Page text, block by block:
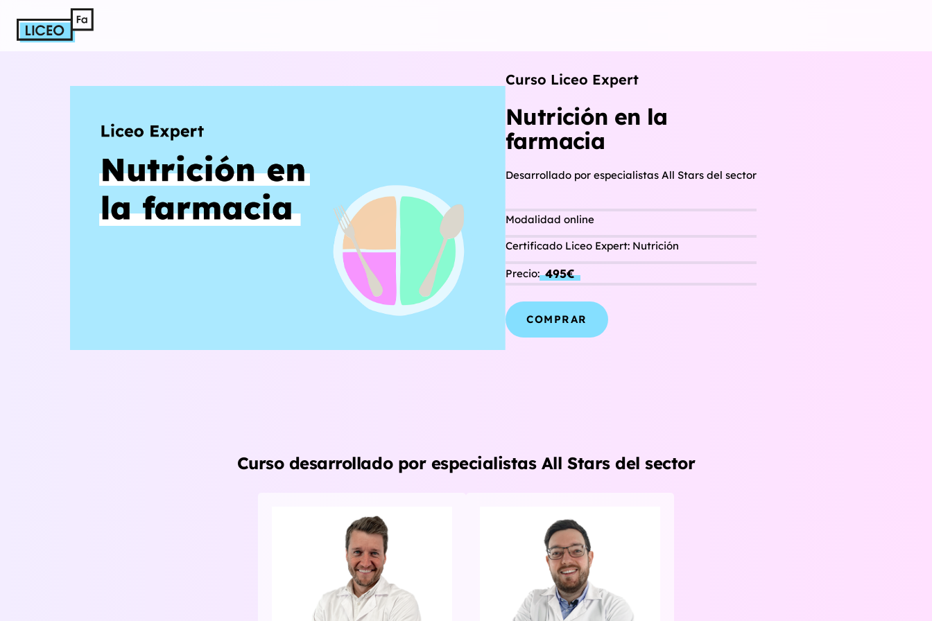
Curso Liceo Expert
Nutrición en la
farmacia
Desarrollado por especialistas All Stars del sector
Modalidad online
Certificado Liceo Expert: Nutrición
Precio: 495€
COMPRAR
Curso desarrollado por especialistas All Stars del sector